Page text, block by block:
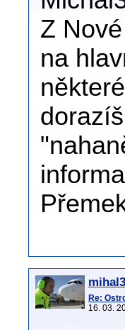
Z
na
Re:
16. 03.